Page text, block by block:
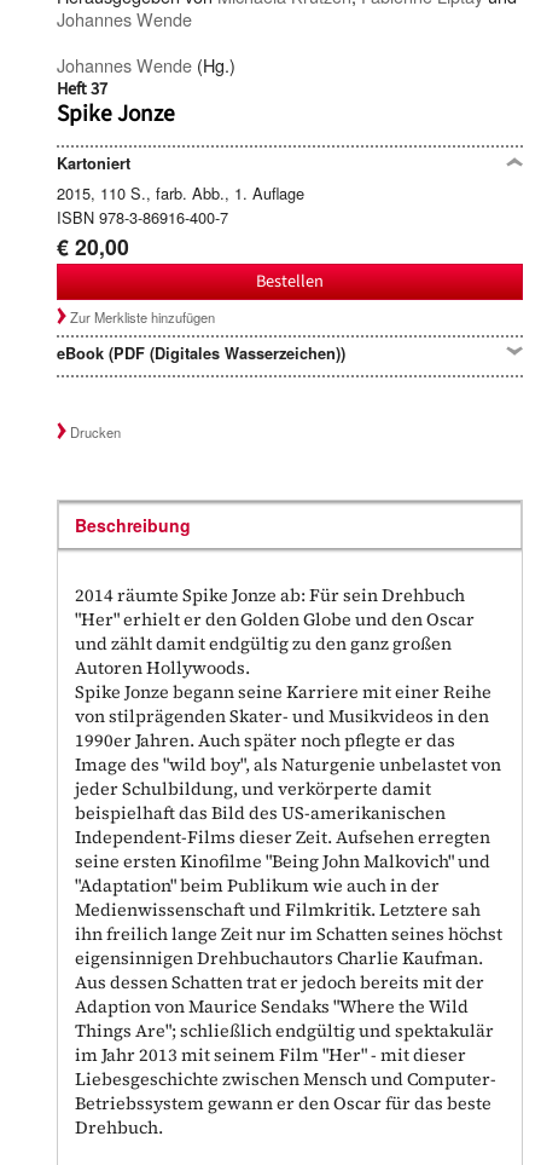
Johannes Wende
Johannes Wende (Hg.)
Heft 37
Spike Jonze
Kartoniert
2015, 110 S., farb. Abb., 1. Auflage
ISBN 978-3-86916-400-7
€ 20,00
Bestellen
Zur Merkliste hinzufügen
eBook (PDF (Digitales Wasserzeichen))
Drucken
Beschreibung
2014 räumte Spike Jonze ab: Für sein Drehbuch
"Her" erhielt er den Golden Globe und den Oscar
und zählt damit endgültig zu den ganz großen
Autoren Hollywoods.
Spike Jonze begann seine Karriere mit einer Reihe
von stilprägenden Skater- und Musikvideos in den
1990er Jahren. Auch später noch pflegte er das
Image des "wild boy", als Naturgenie unbelastet von
jeder Schulbildung, und verkörperte damit
beispielhaft das Bild des US-amerikanischen
Independent-Films dieser Zeit. Aufsehen erregten
seine ersten Kinofilme "Being John Malkovich" und
"Adaptation" beim Publikum wie auch in der
Medienwissenschaft und Filmkritik. Letztere sah
ihn freilich lange Zeit nur im Schatten seines höchst
eigensinnigen Drehbuchautors Charlie Kaufman.
Aus dessen Schatten trat er jedoch bereits mit der
Adaption von Maurice Sendaks "Where the Wild
Things Are"; schließlich endgültig und spektakulär
im Jahr 2013 mit seinem Film "Her" - mit dieser
Liebesgeschichte zwischen Mensch und Computer-
Betriebssystem gewann er den Oscar für das beste
Drehbuch.